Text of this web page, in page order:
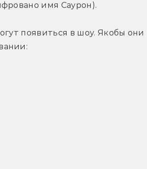
имя Саурон).
появиться в шоу. Якобы они